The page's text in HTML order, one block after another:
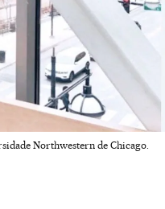
Northwestern de Chicago.